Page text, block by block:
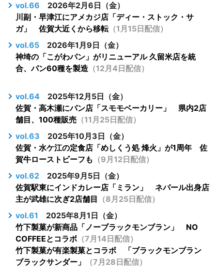
vol.66 2026年2月6日（金）
川副・早津江にアメカジ店「ディー・ストック・サ
ガ」 佐賀大近くから移転（1月15日配信）
vol.65 2026年1月9日（金）
神埼の「こがわパン」がリニューアル 久留米店を統
合、パン60種を製造 （12月4日配信）
vol.64 2025年12月5日（金）
佐賀・高木瀬にパン店「スモモベーカリー」 県内2店
舗目、100種販売 （11月25日配信）
vol.63 2025年10月3日（金）
佐賀・水ケ江の定食店「めしくう処 烽火」が1周年 佐
賀牛ローストビーフも （9月12日配信）
vol.62 2025年9月5日（金）
佐賀駅東にインドカレー店「ミラン」 ネパール出身店
主が武雄に次ぎ2店舗目 （8月25日配信）
vol.61 2025年8月1日（金）
竹下製菓が新商品「ノーブラックモンブラン」 NO
COFFEEとコラボ （7月14日配信）
竹下製菓が有楽製菓とコラボ 「ブラックモンブラン
ブラックサンダー」
（7月28日配信）